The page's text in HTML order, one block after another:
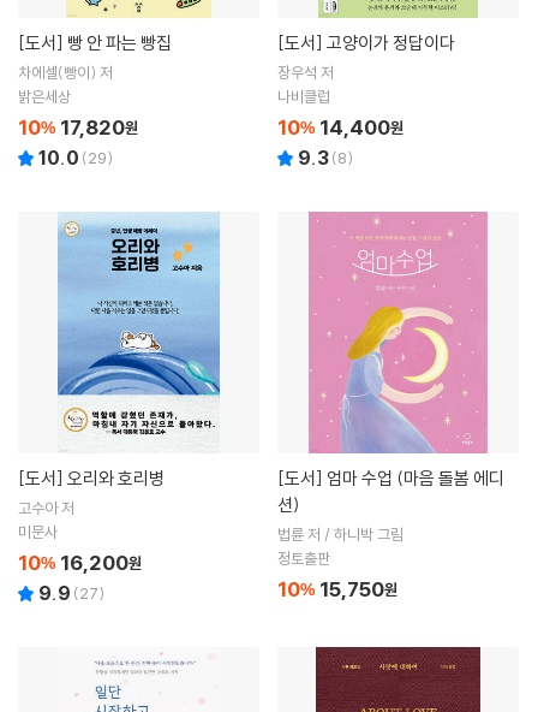
[도서] 빵 안 파는 빵집
차에셀(빵이) 저
밝은세상
10% 17,820원
10.0 (29)
[도서] 고양이가 정답이다
장우석 저
나비클럽
10% 14,400원
9.3(8)
[도서] 오리와 호리병
고수아 저
미문사
10% 16,200원
9.9 (27)
[도서]
션)
법륜 저 / 하니박 그림
정토출판
10% 15,750원